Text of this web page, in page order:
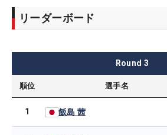
リーダーボード
Round 3
順位 選手名
1 飯島 茜